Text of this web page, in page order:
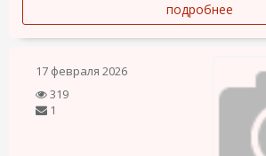
подробнее
17 февраля 2026
319
1